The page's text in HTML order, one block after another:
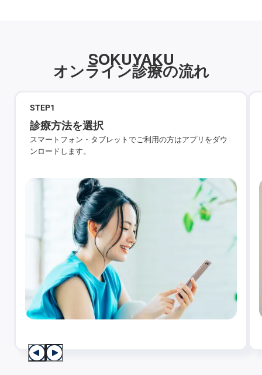
SOKUYAKU
オンライン診療の流れ
STEP1
診療方法を選択
スマートフォン・タブレットでご利用の方はアプリをダウ
ンロードします。